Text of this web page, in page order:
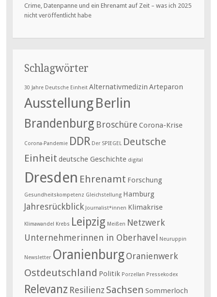
Crime, Datenpanne und ein Ehrenamt auf Zeit – was ich 2025
nicht veröffentlicht habe
Schlagwörter
30 Jahre Deutsche Einheit Alternativmedizin Arteparon
AusstellungBerlin
Brandenburg Broschüre Corona-Krise
Corona-Pandemie DDR Der SPIEGEL Deutsche
Einheit deutsche Geschichte digital
Dresden Ehrenamt Forschung
Gesundheitskompetenz Gleichstellung Hamburg
Jahresrückblick Journalist*innen Klimakrise
Klimawandel Krebs Leipzig Meißen Netzwerk
Unternehmerinnen in Oberhavel
Neuruppin
Newsletter OranienburgOranienwerk
Ostdeutschland Politik Porzellan Pressekodex
Relevanz Resilienz Sachsen Sommerloch